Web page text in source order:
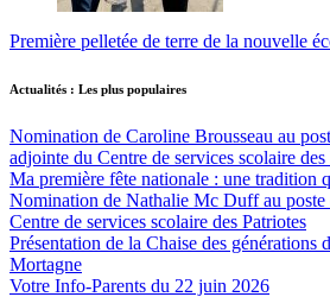
Première pelletée de terre de la nouvelle
Actualités : Les plus populaires
Nomination de Caroline Brousseau au
adjointe du Centre de services scolaire des
Ma première fête nationale : une tradition
Nomination de Nathalie Mc Duff au poste
Centre de services scolaire des Patriotes
Présentation de la Chaise des générations
Mortagne
Votre Info-Parents du 22 juin 2026